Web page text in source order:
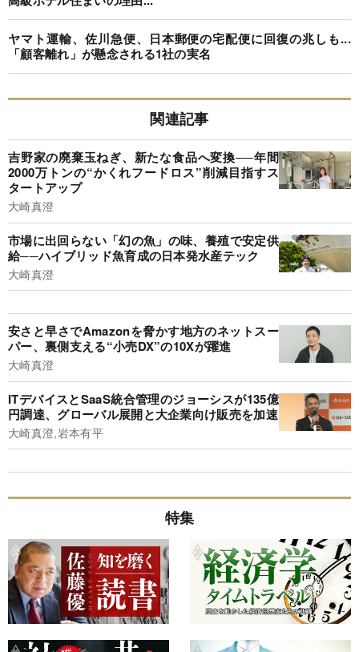
ヤマト運輸、佐川急便、日本郵便の宅配便に回復の兆しも...
「顧客離れ」が懸念される1社の実名
関連記事
吉野家の廃棄玉ねぎ、新たな食品へ変換──年間
2000万トンの“かくれフードロス”削減目指すス
タートアップ
大崎真澄
市場に出回らない「幻の魚」の味、養殖で安定供
給──ハイブリッド魚育成の日本発水産テック
大崎真澄
安さと早さでAmazonを脅かす地方のネットスー
パー、裏側支える“小売DX”の10Xが躍進
大崎真澄
ITデバイスとSaaS統合管理のジョーシスが135億
円調達、グローバル展開と大企業向け販売を加速
大崎真澄,岩本有平
特集